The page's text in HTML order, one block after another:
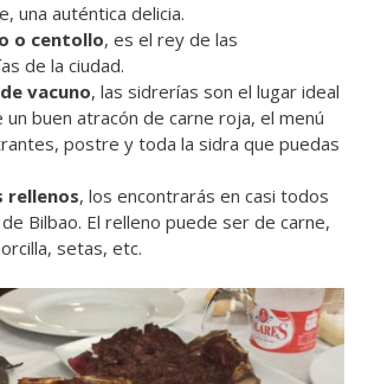
una auténtica delicia.
o centollo, es el rey de las
de la ciudad.
vacuno, las sidrerías son el lugar ideal
un buen atracón de carne roja, el menú
postre y toda la sidra que puedas
rellenos, los encontrarás en casi todos
Bilbao. El relleno puede ser de carne,
setas, etc.